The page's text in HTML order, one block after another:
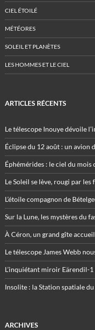
CIEL ÉTOILÉ
MÉTÉORES
SOLEIL ET PLANÈTES
LES HOMMES ET LE CIEL
ARTICLES RÉCENTS
Le télescope Inouye dévoile
Éclipse du 12 août : un avion
Éphémérides : le ciel du mois
Le Soleil se lève, rougi par les
L’étoile compagnon de
Sur la Lune, les mystères du
À Céron, un grand gîte
Le télescope James Webb
L’inquiétant miroir Eärendil-
Insolite : la Station spatiale
ARCHIVES